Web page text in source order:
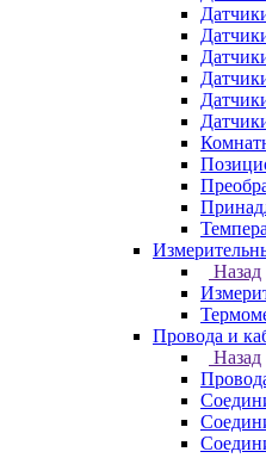
Назад
Провода и
Назад